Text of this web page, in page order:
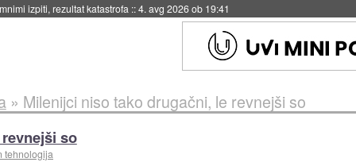
za večkratno uporabo::4. avg 2026 ob 19:41
» Milenijci niso tako drugačni, le revnejši so
so
tehnologija